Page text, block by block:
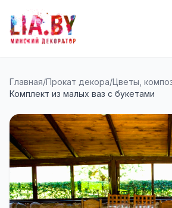
Главная/Прокат декора/Цветы,
Комплект из малых ваз с букетами